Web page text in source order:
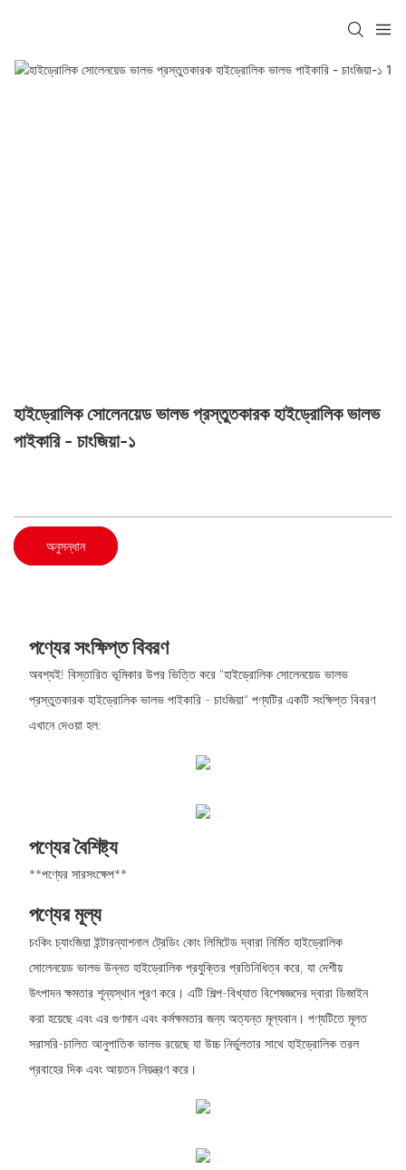
হাইড্রোলিক সোলেনয়েড ভালভ প্রস্তুতকারক হাইড্রোলিক ভালভ
পাইকারি - চাংজিয়া-১
অনুসন্ধান
পণ্যের সংক্ষিপ্ত বিবরণ
অবশ্যই! বিস্তারিত ভূমিকার উপর ভিত্তি করে "হাইড্রোলিক সোলেনয়েড ভালভ
প্রস্তুতকারক হাইড্রোলিক ভালভ পাইকারি - চাংজিয়া" পণ্যটির একটি সংক্ষিপ্ত বিবরণ
এখানে দেওয়া হল:
পণ্যের বৈশিষ্ট্য
**পণ্যের সারসংক্ষেপ**
পণ্যের মূল্য
চংকিং চ্যাংজিয়া ইন্টারন্যাশনাল ট্রেডিং কোং লিমিটেড দ্বারা নির্মিত হাইড্রোলিক
সোলেনয়েড ভালভ উন্নত হাইড্রোলিক প্রযুক্তির প্রতিনিধিত্ব করে, যা দেশীয়
উৎপাদন ক্ষমতার শূন্যস্থান পূরণ করে। এটি শিল্প-বিখ্যাত বিশেষজ্ঞদের দ্বারা ডিজাইন
করা হয়েছে এবং এর গুণমান এবং কর্মক্ষমতার জন্য অত্যন্ত মূল্যবান। পণ্যটিতে মূলত
সরাসরি-চালিত আনুপাতিক ভালভ রয়েছে যা উচ্চ নির্ভুলতার সাথে হাইড্রোলিক তরল
প্রবাহের দিক এবং আয়তন নিয়ন্ত্রণ করে।